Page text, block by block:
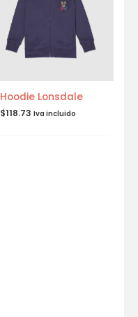
Hoodie Lonsdale
$118.73 Iva incluido